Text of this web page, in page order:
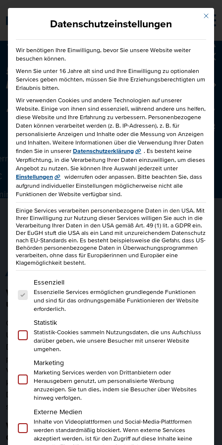
Barrierefrei
50€ für Dich und 50€ für einen
Freund!
Freunde werben Freunde
CONTENT, DER WIRKT - REDAKTIONELLE PLANUNG &
KI-TOOLS
ALLES AUF EINEN BLICK
Wie schaffst Du Content, der wirklich wirkt -
und nicht nur Zeit frisst?
Content ist überall, aber was bringt Dir und Deinem
Unternehmen wirklich Ergebnisse? In diesem Seminar lernst
Du, wie Du Content gezielt planst, strukturierst und
produzierst, sodass er messbar wirkt: für Sichtbarkeit,
Vertrauen und Vertrieb. Statt loser Ideen sammelst Du einen
klaren Redaktionsplan. Dieser Redaktionsplan passt zu
Deinen Zielen, Ressourcen und Kanälen. Du kannst ihn
sofort in Deinem Arbeitsalltag einsetzen.
Wie helfen Dir Redaktion, Struktur und KI
dabei, Zeit zu sparen und bessere Ergebnisse
Mit
Datenschutzeinstellungen
Wir benötigen Ihre Einwilligung, bevor Sie unsere Website weiter
besuchen können.
Wenn Sie unter 16 Jahre alt sind und Ihre Einwilligung zu optionalen
Services geben möchten, müssen Sie Ihre Erziehungsberechtigten um
Erlaubnis bitten.
Wir verwenden Cookies und andere Technologien auf unserer
Website. Einige von ihnen sind essenziell, während andere uns helfen,
diese Website und Ihre Erfahrung zu verbessern. Personenbezogene
Daten können verarbeitet werden (z. B. IP-Adressen), z. B. für
personalisierte Anzeigen und Inhalte oder die Messung von Anzeigen
und Inhalten. Weitere Informationen über die Verwendung Ihrer Daten
finden Sie in unserer Datenschutzerklärung . Es besteht keine
Verpflichtung, in die Verarbeitung Ihrer Daten einzuwilligen, um dieses
Angebot zu nutzen. Sie können Ihre Auswahl jederzeit unter
Einstellungen
widerrufen oder anpassen. Bitte beachten Sie, dass
aufgrund individueller Einstellungen möglicherweise nicht alle
Funktionen der Website verfügbar sind.
Einige Services verarbeiten personenbezogene Daten in den USA. Mit
Ihrer Einwilligung zur Nutzung dieser Services willigen Sie auch in die
Verarbeitung Ihrer Daten in den USA gemäß Art. 49 (1) lit. a GDPR ein.
Der EuGH stuft die USA als ein Land mit unzureichendem Datenschutz
nach EU-Standards ein. Es besteht beispielsweise die Gefahr, dass US-
Behörden personenbezogene Daten in Überwachungsprogrammen
verarbeiten, ohne dass für Europäerinnen und Europäer eine
Klagemöglichkeit besteht.
Es folgt eine Liste der Service-Gruppen, für die eine
Essenziell
Essenzielle Services ermöglichen grundlegende Funktionen
und sind für das ordnungsgemäße Funktionieren der Website
erforderlich.
Statistik
Statistik-Cookies sammeln Nutzungsdaten, die uns Aufschluss
darüber geben, wie unsere Besucher mit unserer Website
umgehen.
Marketing
Marketing Services werden von Drittanbietern oder
Herausgebern genutzt, um personalisierte Werbung
anzuzeigen. Sie tun dies, indem sie Besucher über Websites
hinweg verfolgen.
Externe Medien
Inhalte von Videoplattformen und Social-Media-Plattformen
werden standardmäßig blockiert. Wenn externe Services
akzeptiert werden, ist für den Zugriff auf diese Inhalte keine